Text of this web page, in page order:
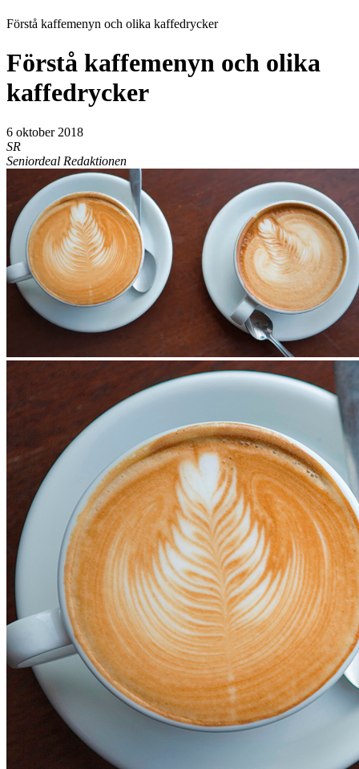
Förstå kaffemenyn och olika kaffedrycker
Förstå kaffemenyn och olika
kaffedrycker
6 oktober 2018
SR
Seniordeal Redaktionen